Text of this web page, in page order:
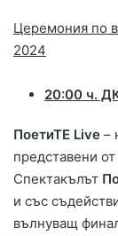
Церемония по
2024
20:00 ч.
ПоетиТЕ Live –
представени
Спектакълът
и със
вълнуващ